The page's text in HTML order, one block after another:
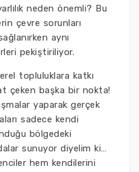
neden önemli? Bu
çevre sorunları
aynı
pekiştiriliyor.
topluluklara katkı
çeken başka bir nokta!
yaparak gerçek
sadece kendi
bölgedeki
sunuyor diyelim ki…
hem kendilerini